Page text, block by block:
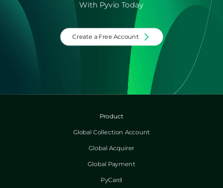
With Pyvio Today
Create a Free Account
Product
Global Collection Account
Global Acquirer
Global Payment
PyCard